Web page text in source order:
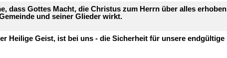
dass Gottes Macht, die Christus zum Herrn über alles erhoben
und seiner Glieder wirkt.
Heilige Geist, ist bei uns - die Sicherheit für unsere endgültige